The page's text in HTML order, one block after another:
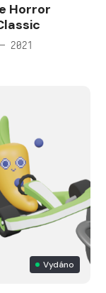
Horror
2021
Vydáno